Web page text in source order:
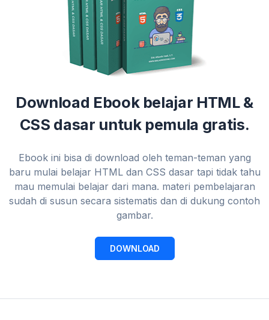
Download Ebook belajar HTML &
CSS dasar untuk pemula gratis.
Ebook ini bisa di download oleh teman-teman yang
baru mulai belajar HTML dan CSS dasar tapi tidak tahu
mau memulai belajar dari mana. materi pembelajaran
sudah di susun secara sistematis dan di dukung contoh
gambar.
DOWNLOAD